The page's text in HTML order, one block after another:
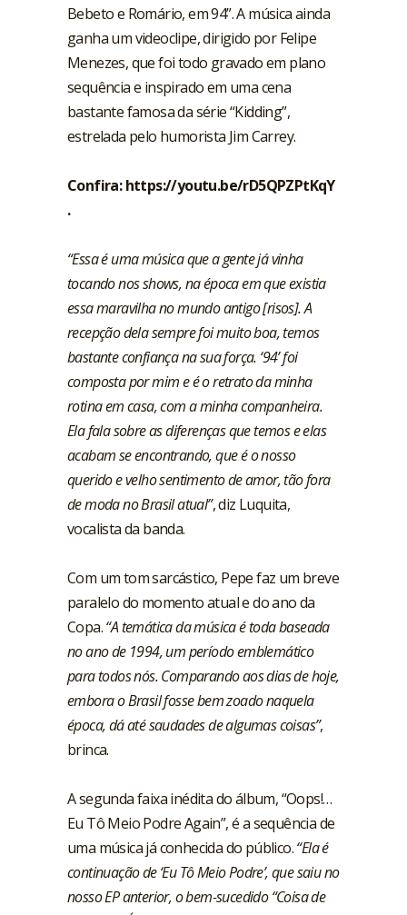
Bebeto e Romário, em 94”. A música ainda
ganha um videoclipe, dirigido por Felipe
Menezes, que foi todo gravado em plano
sequência e inspirado em uma cena
bastante famosa da série “Kidding”,
estrelada pelo humorista Jim Carrey.
Confira:https://youtu.be/rD5QPZPtKqY
.
“Essa é uma música que a gente já vinha
tocando nos shows, na época em que existia
essa maravilha no mundo antigo [risos]. A
recepção dela sempre foi muito boa, temos
bastante confiança na sua força. ‘94’ foi
composta por mim e é o retrato da minha
rotina em casa, com a minha companheira.
Ela fala sobre as diferenças que temos e elas
acabam se encontrando, que é o nosso
querido e velho sentimento de amor, tão fora
de moda no Brasil atual”, diz Luquita,
vocalista da banda.
Com um tom sarcástico, Pepe faz um breve
paralelo do momento atual e do ano da
Copa.“A temática da música é toda baseada
no ano de 1994, um período emblemático
para todos nós. Comparando aos dias de hoje,
embora o Brasil fosse bem zoado naquela
época, dá até saudades de algumas coisas”,
brinca.
A segunda faixa inédita do álbum, “Oops!…
Eu Tô Meio Podre Again”, é a sequência de
uma música já conhecida do público.“Ela é
continuação de ‘Eu Tô Meio Podre’, que saiu no
nosso EP anterior, o bem-sucedido “Coisa de